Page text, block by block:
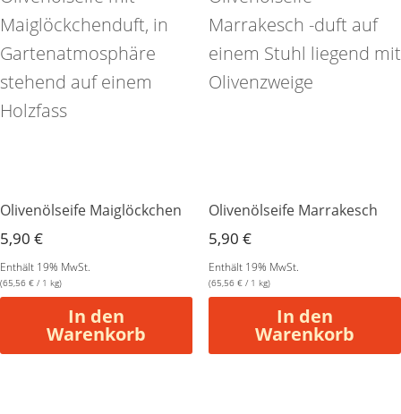
Olivenölseife Maiglöckchen
5,90 €
Enthält 19% MwSt.
(65,56 € / 1 kg)
In den
Warenkorb
Olivenölseife Marrakesch
5,90 €
Enthält 19% MwSt.
(65,56 €/ 1 kg)
In den
Warenkorb